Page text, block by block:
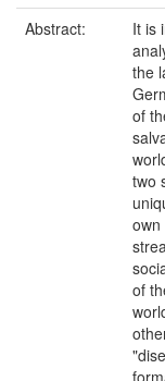
Abstract:
It is
the
of
two
own
of